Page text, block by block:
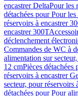
encastrer DeltaPour les
détachées pour Pour
réservoirs à encastrer
encastrer 300T
déclenchement
Commandes de WC à
alimentation sur
12 cmPièces
réservoirs à encastrer
secteur, pour réservoirs
détachées pour Pour